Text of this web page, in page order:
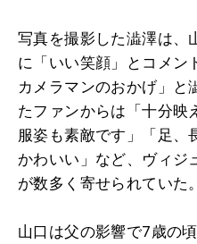
写真を撮影した澁澤は、
に「いい笑顔」とコメン
カメラマンのおかげ」と
たファンからは「十分映
服姿も素敵です」「足、
かわいい」など、ヴィジ
が数多く寄せられていた。
山口は父の影響で7歳の